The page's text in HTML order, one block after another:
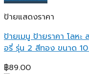
ป้ายแสดงราคา
ป้ายเมนู ป้ายราคา โลหะ
อรี่ รุ่น 2 สีทอง ขนาด
฿89.00